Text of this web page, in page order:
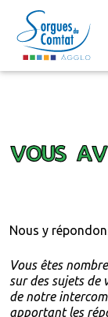
Accéder au
VOUS
Nous y
Vous êtes
sur des sujets de
de notre
apportant les